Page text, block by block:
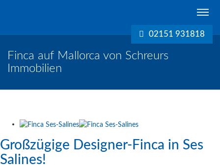
02151 931818
Finca auf Mallorca von Schreurs
Immobilien
Großzügige Designer-Finca in Ses
Salines!